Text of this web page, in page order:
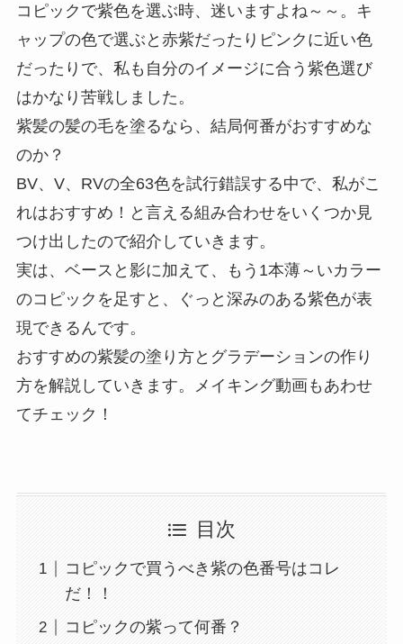
コピックで紫色を選ぶ時、迷いますよね～～。キ
ャップの色で選ぶと赤紫だったりピンクに近い色
だったりで、私も自分のイメージに合う紫色選び
はかなり苦戦しました。
紫髪の髪の毛を塗るなら、結局何番がおすすめな
のか？
BV、V、RVの全63色を試行錯誤する中で、私がこ
れはおすすめ！と言える組み合わせをいくつか見
つけ出したので紹介していきます。
実は、ベースと影に加えて、もう1本薄～いカラー
のコピックを足すと、ぐっと深みのある紫色が表
現できるんです。
おすすめの紫髪の塗り方とグラデーションの作り
方を解説していきます。メイキング動画もあわせ
てチェック！
目次
コピックで買うべき紫の色番号はコレ
だ！！
コピックの紫って何番？